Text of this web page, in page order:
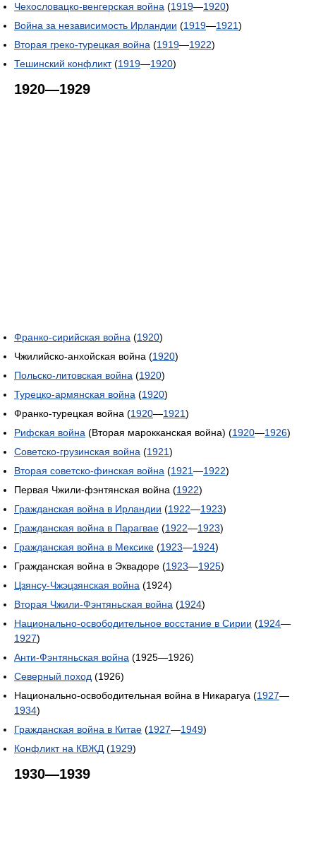
Чехословацко-венгерская война (1919—1920)
Война за независимость Ирландии (1919—1921)
Вторая греко-турецкая война (1919—1922)
Тешинский конфликт(1919—1920)
1920—1929
Франко-сирийская война (1920)
Чжилийско-анхойская война (1920)
Польско-литовская война (1920)
Турецко-армянская война (1920)
Франко-турецкая война (1920—1921)
Рифская война (Вторая марокканская война) (1920—1926)
Советско-грузинская война (1921)
Вторая советско-финская война (1921—1922)
Первая Чжили-фэнтянская война (1922)
Гражданская война в Ирландии (1922—1923)
Гражданская война в Парагвае (1922—1923)
Гражданская война в Мексике (1923—1924)
Гражданская война в Эквадоре (1923—1925)
Цзянсу-Чжэцзянская война (1924)
Вторая Чжили-Фэнтяньская война (1924)
Национально-освободительное восстание в Сирии (1924—
1927)
Анти-Фэнтяньская война (1925—1926)
Северный поход (1926)
Национально-освободительная война в Никарагуа (1927—
1934)
Гражданская война в Китае (1927—1949)
Конфликт на КВЖД(1929)
1930—1939